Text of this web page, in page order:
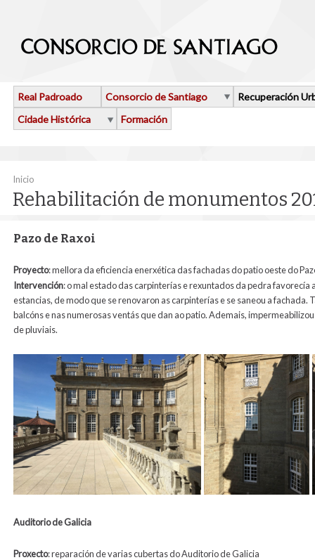
Real Padroado Consorcio de Santiago
Recuperación
Cidade Histórica
Formación
Vostede está aquí
Inicio
Rehabilitación de monumentos
Pazo de Raxoi
Proyecto: mellora da eficiencia enerxética das fachadas do patio oeste do
Intervención:o mal estado das carpinterías e rexuntados da pedra
estancias, de modo que se renovaron as carpinterías e se saneou a fachada.
balcóns e nas numerosas ventás que dan ao patio. Ademais,
de pluviais.
Auditorio de Galicia
Proxecto: reparación de varias cubertas do Auditorio de Galicia